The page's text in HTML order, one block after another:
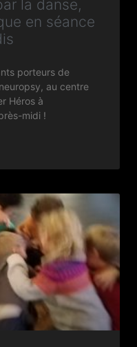
la danse,
en séance
porteurs de
au centre
Héros à
midi !